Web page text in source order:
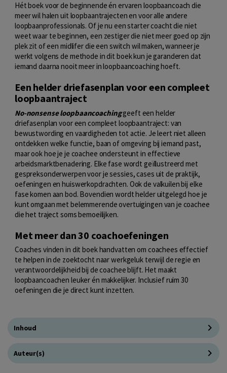
Hét boek voor de beginnende én ervaren loopbaancoach die
meer wil halen uit loopbaantrajecten en voor alle andere
loopbaanprofessionals. Of je nu een starter coacht die niet
weet waar te beginnen, een zestiger die niet meer goed op zijn
plek zit of een midlifer die een switch wil maken, wanneer je
werkt volgens de methode in dit boek kun je garanderen dat
iemand daarna nooit meer in loopbaancoaching hoeft.
Een helder driefasenplan voor een compleet
loopbaantraject
No-nonsense loopbaancoachinggeeft een helder
driefasenplan voor een compleet loopbaantraject: van
bewustwording en vaardigheden tot actie. Je leert niet alleen
ontdekken welke functie, baan of omgeving bij iemand past,
maar ook hoe je je coachee ondersteunt in effectieve
arbeidsmarktbenadering. Elke fase wordt geïllustreerd met
gespreksonderwerpen voor je sessies, cases uit de praktijk,
oefeningen en huiswerkopdrachten. Ook de valkuilen bij elke
fase komen aan bod. Bovendien wordt helder uitgelegd hoe je
kunt omgaan met belemmerende overtuigingen van je coachee
die het traject soms bemoeilijken.
Met meer dan 30 coachoefeningen
Coaches vinden in dit boek handvatten om coachees effectief
te helpen in de zoektocht naar werkgeluk terwijl de regie en
verantwoordelijkheid bij de coachee blijft. Het maakt
loopbaancoachen leuker én makkelijker. Inclusief ruim 30
oefeningen die je direct kunt inzetten.
Inhoud
Auteur(s)